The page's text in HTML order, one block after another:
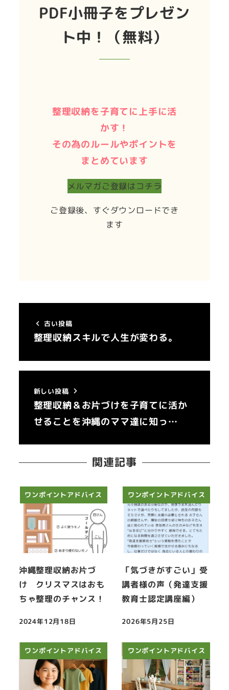
PDF小冊子をプレゼン
ト中！（無料）
整理収納を子育てに上手に活
かす！
その為のルールやポイントを
まとめています
メルマガご登録はコチラ
ご登録後、すぐダウンロードでき
ます
古い投稿
整理収納スキルで人生が変わる。
新しい投稿
整理収納＆お片づけを子育てに活か
せることを沖縄のママ達に知っ…
関連記事
ワンポイントアドバイス
沖縄整理収納お片づ
け クリスマスはおも
ちゃ整理のチャンス！
投稿日
2024年12月18日
ワンポイントアドバイス
「気づきがすごい」受
講者様の声（発達支援
教育士認定講座編）
投稿日
2026年5月25日
ワンポイントアドバイス ワンポイントアドバイス